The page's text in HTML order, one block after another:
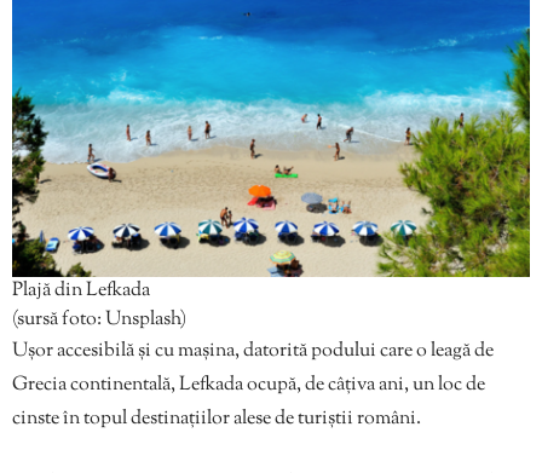
Plajă din Lefkada
(sursă foto: Unsplash)
Ușor accesibilă și cu mașina, datorită podului care o leagă de
Grecia continentală, Lefkada ocupă, de câțiva ani, un loc de
cinste în topul destinațiilor alese de turiștii români.